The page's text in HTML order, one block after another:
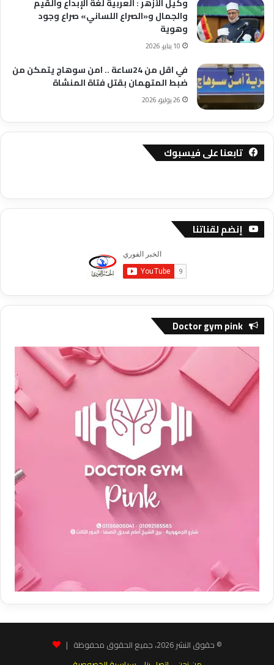
والجمال و«الصراع اللساني» صراع وجود
وهوية
10 يناير، 2026
في اقل من 24ساعة .. امن سوهاج يتمكن من
ضبط المتهمان بقتل فتاة المنشاة
26 يوليو، 2026
تابعنا على فيسبوك
إنضم لقناتنا
Doctor gym pink
© حقوق النشر 2026، جميع الحقوق محفوظة |